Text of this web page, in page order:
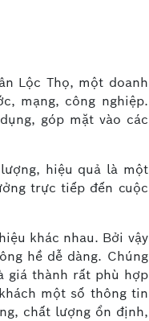
Lộc Thọ, một doanh
mạng, công nghiệp.
góp mặt vào các
hiệu quả là một
trực tiếp đến cuộc
khác nhau. Bởi vậy
hề dễ dàng. Chúng
giá thành rất phù hợp
một số thông tin
chất lượng ổn định,